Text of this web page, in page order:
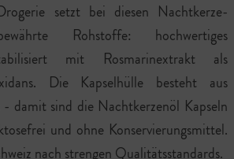
setzt bei diesen Nachtkerze-
Rohstoffe: hochwertiges
mit Rosmarinextrakt als
Die Kapselhülle besteht aus
damit sind die Nachtkerzenöl Kapseln
und ohne Konservierungsmittel.
nach strengen Qualitätsstandards.